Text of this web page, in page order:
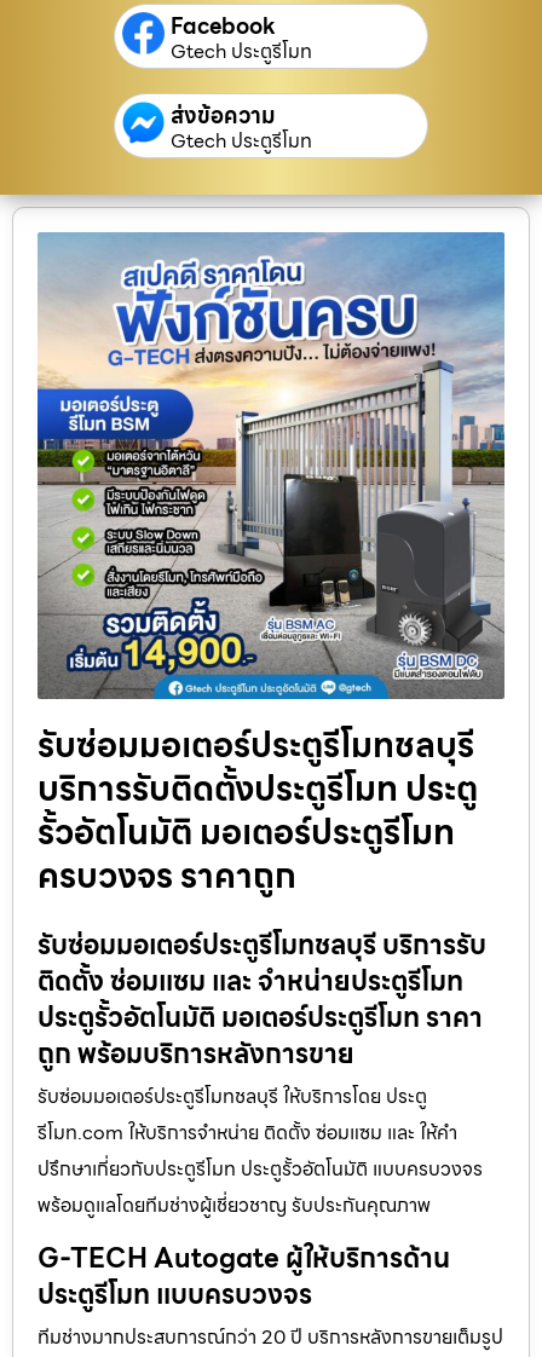
Facebook
Gtech ประตูรีโมท
ส่งข้อความ
Gtech ประตูรีโมท
รับซ่อมมอเตอร์ประตูรีโมทชลบุรี
บริการรับติดตั้งประตูรีโมท ประตู
รั้วอัตโนมัติ มอเตอร์ประตูรีโมท
ครบวงจร ราคาถูก
รับซ่อมมอเตอร์ประตูรีโมทชลบุรี บริการรับ
ติดตั้ง ซ่อมแซม และ จำหน่ายประตูรีโมท
ประตูรั้วอัตโนมัติ มอเตอร์ประตูรีโมท ราคา
ถูก พร้อมบริการหลังการขาย
รับซ่อมมอเตอร์ประตูรีโมทชลบุรี ให้บริการโดย ประตู
รีโมท.com ให้บริการจำหน่าย ติดตั้ง ซ่อมแซม และ ให้คำ
ปรึกษาเกี่ยวกับประตูรีโมท ประตูรั้วอัตโนมัติ แบบครบวงจร
พร้อมดูแลโดยทีมช่างผู้เชี่ยวชาญ รับประกันคุณภาพ
G-TECH Autogate ผู้ให้บริการด้าน
ประตูรีโมท แบบครบวงจร
ทีมช่างมากประสบการณ์กว่า 20 ปี บริการหลังการขายเต็มรูป